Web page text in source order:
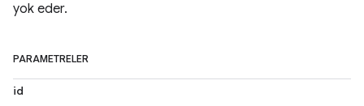
yok eder.
PARAMETRELER
id